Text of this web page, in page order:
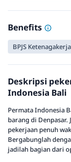
Benefits
BPJS
Deskripsi
Indonesia Bali
Permata Indonesia
barang di
pekerjaan penuh
Bergabunglah
jadilah bagian dari